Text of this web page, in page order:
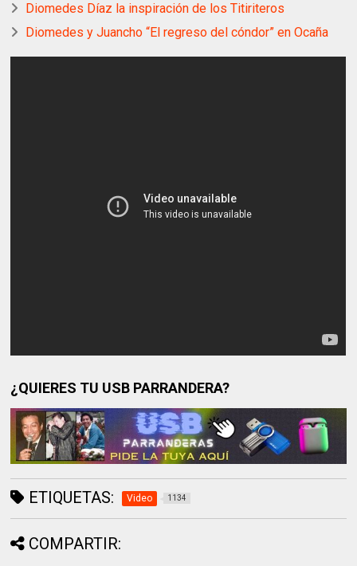
Diomedes Díaz la inspiración de los Titiriteros
Diomedes y Juancho “El regreso del cóndor” en Ocaña
¿QUIERES TU USB PARRANDERA?
ETIQUETAS: Video 1134
COMPARTIR: